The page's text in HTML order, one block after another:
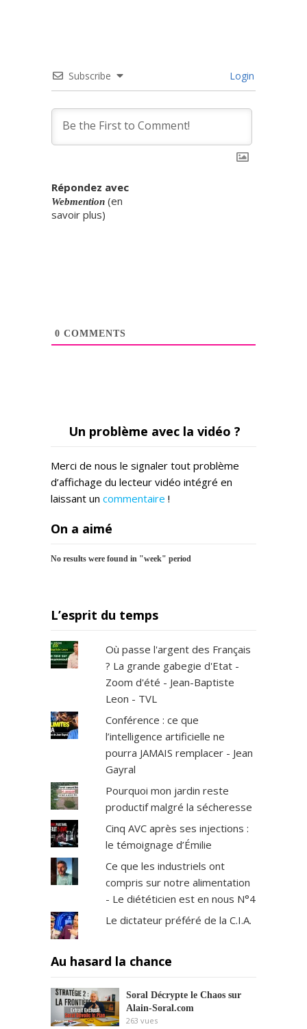
Subscribe Login
Répondez avec
Webmention (en
savoir plus)
0 COMMENTS
Un problème avec la vidéo ?
Merci de nous le signaler tout problème
d’affichage du lecteur vidéo intégré en
laissant un commentaire !
On a aimé
No results were found in "week" period
L’esprit du temps
Où passe l'argent des Français
? La grande gabegie d'Etat -
Zoom d'été - Jean-Baptiste
Leon - TVL
Conférence : ce que
l’intelligence artificielle ne
pourra JAMAIS remplacer - Jean
Gayral
Pourquoi mon jardin reste
productif malgré la sécheresse
Cinq AVC après ses injections :
le témoignage d’Émilie
Ce que les industriels ont
compris sur notre alimentation
- Le diététicien est en nous N°4
Le dictateur préféré de la C.I.A.
Au hasard la chance
Soral Décrypte le Chaos sur
Alain-Soral.com
263 vues